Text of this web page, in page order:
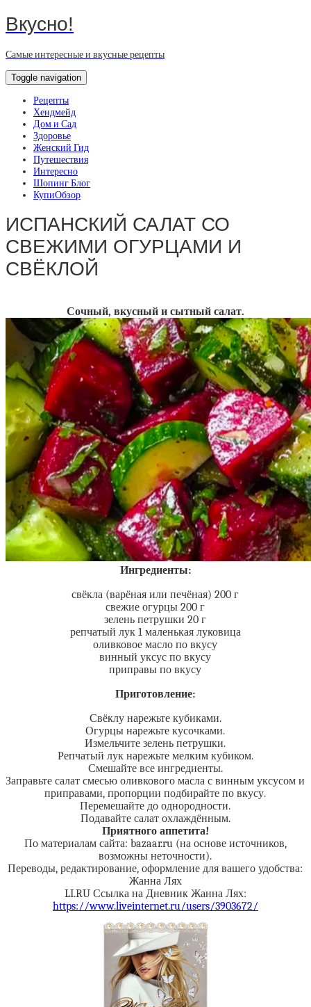
Вкусно!
Самые интересные и вкусные рецепты
Toggle navigation
Рецепты
Хендмейд
Дом и Сад
Здоровье
Женский Гид
Путешествия
Интересно
Шопинг Блог
КупиОбзор
ИСПАНСКИЙ САЛАТ СО
СВЕЖИМИ ОГУРЦАМИ И
СВЁКЛОЙ
Сочный, вкусный и сытный салат.
Ингредиенты:
свёкла (варёная или печёная) 200 г
свежие огурцы 200 г
зелень петрушки 20 г
репчатый лук 1 маленькая луковица
оливковое масло по вкусу
винный уксус по вкусу
приправы по вкусу
Приготовление:
Свёклу нарежьте кубиками.
Огурцы нарежьте кусочками.
Измельчите зелень петрушки.
Репчатый лук нарежьте мелким кубиком.
Смешайте все ингредиенты.
Заправьте салат смесью оливкового масла с винным уксусом и
приправами, пропорции подбирайте по вкусу.
Перемешайте до однородности.
Подавайте салат охлаждённым.
Приятного аппетита!
По материалам сайта: bazaar.ru (на основе источников,
возможны неточности).
Переводы, редактирование, оформление для вашего удобства:
Жанна Лях
LI.RU Ссылка на Дневник Жанна Лях:
https://www.liveinternet.ru/users/3903672/